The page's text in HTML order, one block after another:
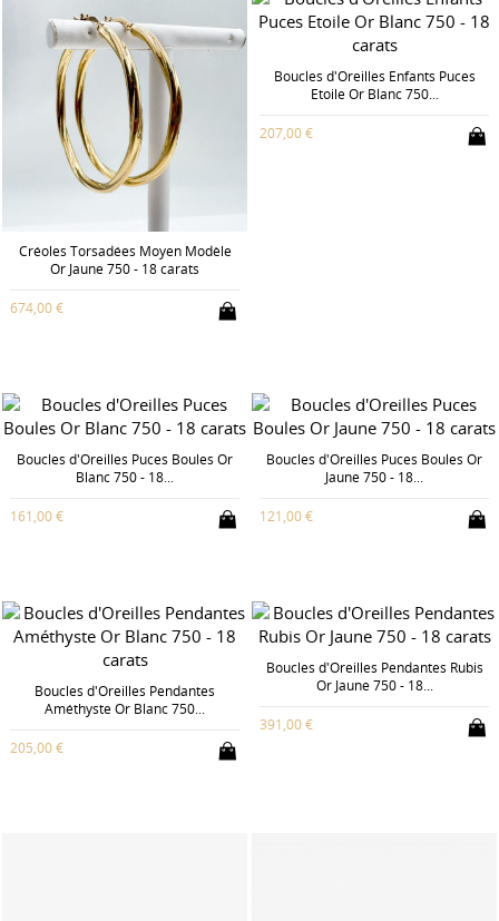
Créoles Torsadées Moyen Modèle
Or Jaune 750 - 18 carats
674,00 €
Boucles d'Oreilles Enfants Puces
Etoile Or Blanc 750...
207,00 €
Boucles d'Oreilles Puces Boules Or
Blanc 750 - 18...
161,00 €
Boucles d'Oreilles Puces Boules Or
Jaune 750 - 18...
121,00 €
Boucles d'Oreilles Pendantes
Améthyste Or Blanc 750...
205,00 €
Boucles d'Oreilles Pendantes Rubis
Or Jaune 750 - 18...
391,00 €